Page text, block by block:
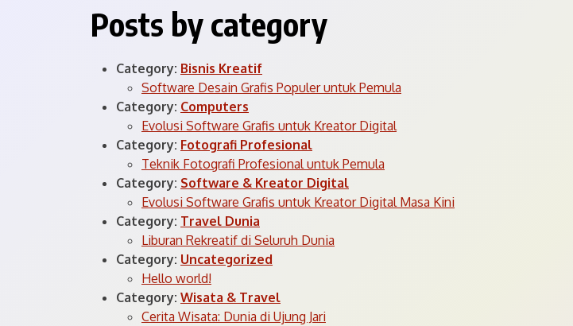
Posts by category
Category: Bisnis Kreatif
Software Desain Grafis Populer untuk Pemula
Category: Computers
Evolusi Software Grafis untuk Kreator Digital
Category: Fotografi Profesional
Teknik Fotografi Profesional untuk Pemula
Category: Software & Kreator Digital
Evolusi Software Grafis untuk Kreator Digital Masa Kini
Category: Travel Dunia
Liburan Rekreatif di Seluruh Dunia
Category: Uncategorized
Hello world!
Category: Wisata & Travel
Cerita Wisata: Dunia di Ujung Jari